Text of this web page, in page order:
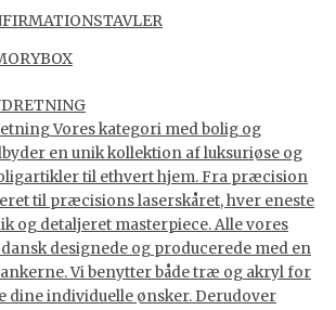
Vores kategori med bolig og
en unik kollektion af luksuriøse og
til ethvert hjem. Fra præcision
til præcisions laserskåret, hver eneste
og detaljeret masterpiece. Alle vores
designede og producerede med en
Vi benytter både træ og akryl for
dine individuelle ønsker. Derudover